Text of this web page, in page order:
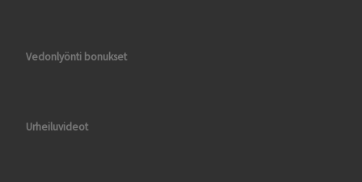
Vedonlyönti bonukset
Urheiluvideot